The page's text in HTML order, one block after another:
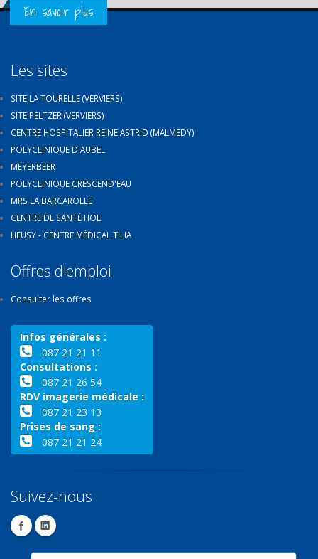
Get in Touch
En savoir plus
Les sites
SITE LA TOURELLE (VERVIERS)
SITE PELTZER (VERVIERS)
CENTRE HOSPITALIER REINE ASTRID (MALMEDY)
POLYCLINIQUE D'AUBEL
MEYERBEER
POLYCLINIQUE CRESCEND'EAU
MRS LA BARCAROLLE
CENTRE DE SANTÉ HOLI
HEUSY - CENTRE MÉDICAL TILIA
Offres d'emploi
Consulter les offres
Infos générales :
087 21 21 11
Consultations :
087 21 26 54
RDV imagerie médicale :
087 21 23 13
Prises de sang :
087 21 21 24
Suivez-nous